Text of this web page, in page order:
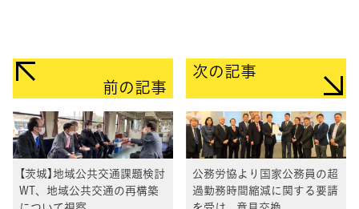
前の記事
【茨城】地域公共交通課題検討
WT、地域公共交通の再構築
次の記事
公務労協より国家公務員の超
過勤務時間縮減に関する要請